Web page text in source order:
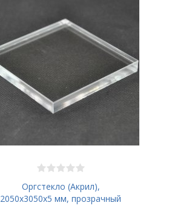
Оргстекло (Акрил),
2050х3050x5 мм, прозрачный